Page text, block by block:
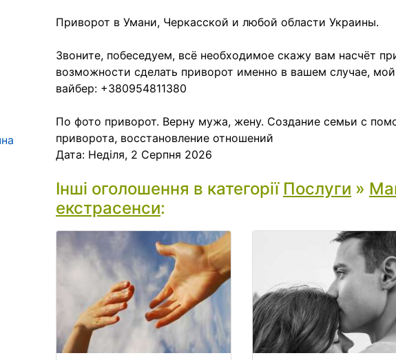
Приворот в Умани, Черкасской и любой области Украины.
Звоните, побеседуем, всё необходимое скажу вам насчёт
возможности сделать приворот именно в вашем случае,
вайбер: +380954811380
По фото приворот. Верну мужа, жену. Создание семьи с
приворота, восстановление отношений
Дата: Неділя, 2 Серпня 2026
Інші оголошення в категорії Послуги »
екстрасенси: